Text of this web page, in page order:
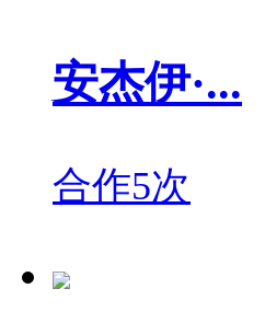
安杰伊·...
合作5次